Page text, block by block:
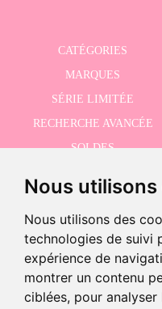
Nous
Nous utilisons des
technologies de suivi
expérience de
montrer un contenu
ciblées, pour
CATÉGORIES
MARQUES
SÉRIE LIMITÉE
RECHERCHE AVANCÉE
SOLDES
J'accepte